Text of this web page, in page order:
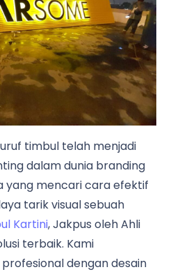
timbul telah menjadi
dalam dunia branding
yang mencari cara efektif
tarik visual sebuah
Kartini, Jakpus oleh Ahli
terbaik. Kami
dengan desain